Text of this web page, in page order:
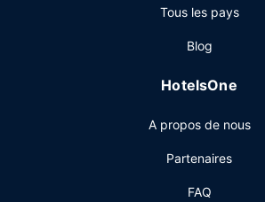
service d'étage 24 h/24. L'hébergement
Un petit déjeuner buffet est servi en
d'affaires, un service de départ express
ouverte 24 h/24. Un parking payant
Tous les pays
Blog
HotelsOne
A propos de nous
Partenaires
FAQ